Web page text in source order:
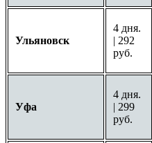
Ульяновск
4 дня.
| 292
руб.
Уфа
4 дня.
| 299
руб.